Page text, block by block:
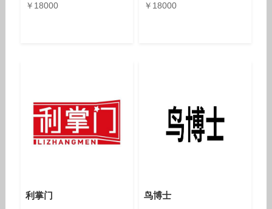
￥18000 ￥18000
利掌门 鸟博士